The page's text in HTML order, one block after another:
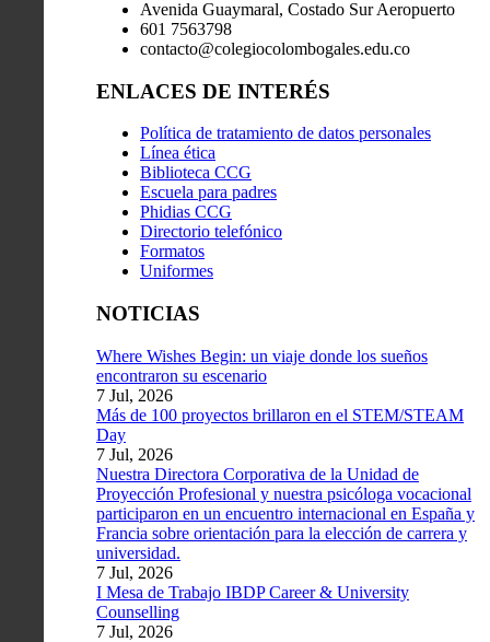
Avenida Guaymaral, Costado Sur Aeropuerto
601 7563798
contacto@colegiocolombogales.edu.co
ENLACES DE INTERÉS
Política de tratamiento de datos personales
Línea ética
Biblioteca CCG
Escuela para padres
Phidias CCG
Directorio telefónico
Formatos
Uniformes
NOTICIAS
Where Wishes Begin: un viaje donde los sueños
encontraron su escenario
7 Jul, 2026
Más de 100 proyectos brillaron en el STEM/STEAM
Day
7 Jul, 2026
Nuestra Directora Corporativa de la Unidad de
Proyección Profesional y nuestra psicóloga vocacional
participaron en un encuentro internacional en España y
Francia sobre orientación para la elección de carrera y
universidad.
7 Jul, 2026
I Mesa de Trabajo IBDP Career & University
Counselling
7 Jul, 2026